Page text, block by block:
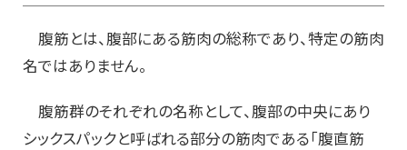
腹筋とは、腹部にある筋肉の総称であり、特定の筋肉
名ではありません。
腹筋群のそれぞれの名称として、腹部の中央にあり
シックスパックと呼ばれる部分の筋肉である「腹直筋